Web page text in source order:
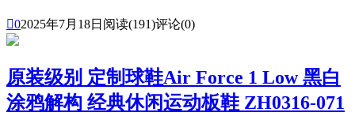
02025年7月18日 阅读(191)评论(0)
原装级别 定制球鞋Air Force 1 Low 黑白
涂鸦解构 经典休闲运动板鞋 ZH0316-071